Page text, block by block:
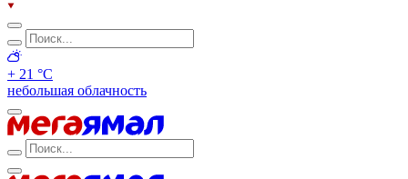
+ 21 °С
небольшая облачность